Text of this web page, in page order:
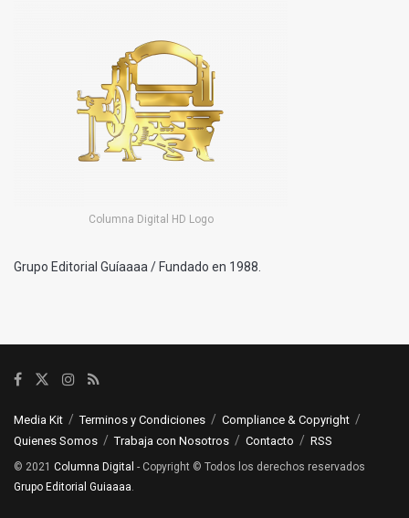
Columna Digital HD Logo
Grupo Editorial Guíaaaa / Fundado en 1988.
Media Kit Terminos y Condiciones
Compliance & Copyright
Quienes Somos
Trabaja con Nosotros Contacto RSS
© 2021 Columna Digital - Copyright © Todos los derechos reservados
Grupo Editorial Guiaaaa.